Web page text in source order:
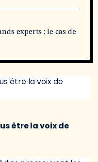
experts : le cas de
être la voix de